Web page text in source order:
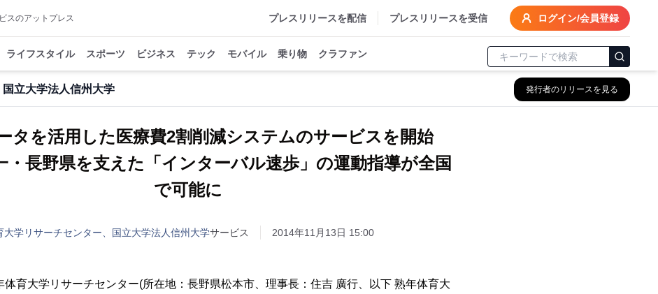
スのアットプレス プレスリリースを配信 プレスリリースを受信 ログイン/会員登録
ライフスタイル スポーツ ビジネス テック モバイル 乗り物 クラファン
立大学法人信州大学 発行者のリリースを見る
タを活用した医療費2割削減システムのサービスを開始
・長野県を支えた「インターバル速歩」の運動指導が全国
で可能に
大学リサーチセンター、国立大学法人信州大学サービス 2014年11月13日 15:00
育大学リサーチセンター(所在地：長野県松本市、理事長：住吉 廣行、以下 熟年体育大